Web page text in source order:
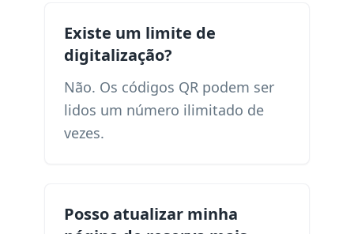
Existe um limite de
digitalização?
Não. Os códigos QR podem ser
lidos um número ilimitado de
vezes.
Posso atualizar minha